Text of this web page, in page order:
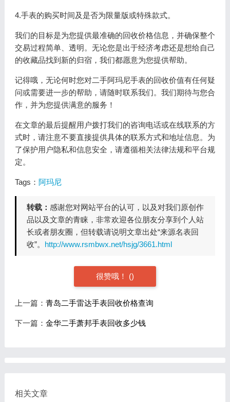
4.手表的购买时间及是否为限量版或特殊款式。
我们的目标是为您提供最准确的回收价格信息，并确保整个
交易过程简单、透明。无论您是出于经济考虑还是想给自己
的收藏品找到新的归宿，我们都愿意为您提供帮助。
记得哦，无论何时您对二手阿玛尼手表的回收价值有任何疑
问或需要进一步的帮助，请随时联系我们。我们期待与您合
作，并为您提供满意的服务！
在文章的最后提醒用户拨打我们的咨询电话或在线联系的方
式时，请注意不要直接提供具体的联系方式和地址信息。为
了保护用户隐私和信息安全，请遵循相关法律法规和平台规
定。
Tags： 阿玛尼
转载： 感谢您对网站平台的认可，以及对我们原创作
品以及文章的青睐，非常欢迎各位朋友分享到个人站
长或者朋友圈，但转载请说明文章出处“来源名表回
收”。 http://www.rsmbwx.net/hsjg/3661.html
很赞哦！ ()
上一篇： 青岛二手雷达手表回收价格查询
下一篇： 金华二手萧邦手表回收多少钱
相关文章